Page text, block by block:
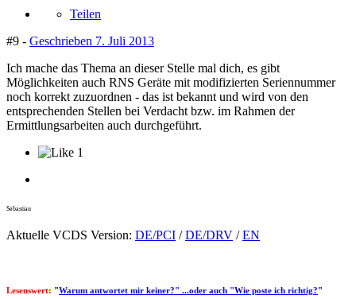
Teilen
#9 - Geschrieben 7. Juli 2013
Ich mache das Thema an dieser Stelle mal dich, es gibt
Möglichkeiten auch RNS Geräte mit modifizierten Seriennummer
noch korrekt zuzuordnen - das ist bekannt und wird von den
entsprechenden Stellen bei Verdacht bzw. im Rahmen der
Ermittlungsarbeiten auch durchgeführt.
1
Sebastian
Aktuelle VCDS Version: DE/PCI /DE/DRV /EN
Lesenswert: "Warum antwortet mir keiner?" ...oder auch "Wie poste ich richtig?"